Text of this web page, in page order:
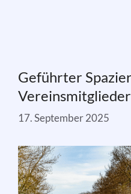
Geführter
17. September 2025